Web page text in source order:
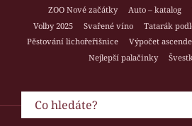
ZOO Nové začátky
Auto – katalog
Volby 2025
Svařené víno Tatarák
Pěstování lichořeřišnice
Výpočet
Nejlepší palačinky